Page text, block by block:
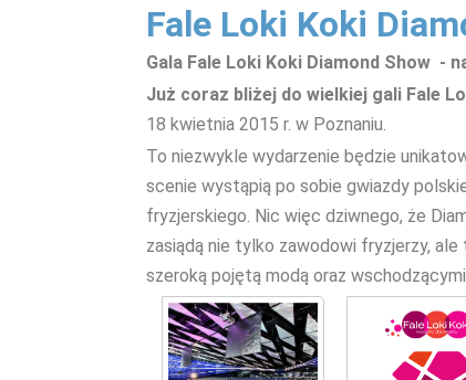
Fale Loki Koki
Gala Fale Loki Koki Diamond Show -
Już coraz bliżej do wielkiej gali Fale
18 kwietnia 2015 r. w Poznaniu.
To niezwykle wydarzenie będzie
scenie wystąpią po sobie gwiazdy
fryzjerskiego. Nic więc dziwnego, że
zasiądą nie tylko zawodowi fryzjerzy,
szeroką pojętą modą oraz